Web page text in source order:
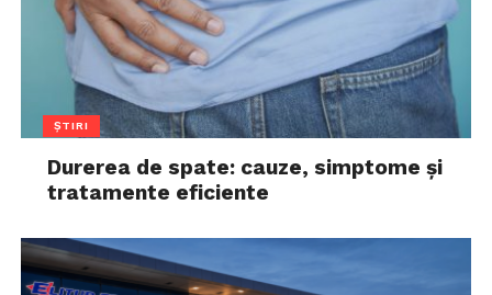
ȘTIRI
Durerea de spate: cauze, simptome și
tratamente eficiente